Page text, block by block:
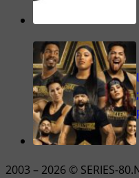
2003 – 2026 © SERIES-